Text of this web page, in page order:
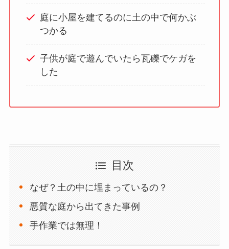
庭に小屋を建てるのに土の中で何かぶ
つかる
子供が庭で遊んでいたら瓦礫でケガを
した
目次
なぜ？土の中に埋まっているの？
悪質な庭から出てきた事例
手作業では無理！